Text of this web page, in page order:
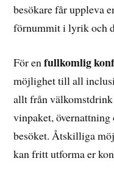
besökare får uppleva
förnummit i lyrik och
För enfullkomlig
möjlighet till all
allt från
vinpaket,
besöket. Åtskilliga
kan fritt utforma er